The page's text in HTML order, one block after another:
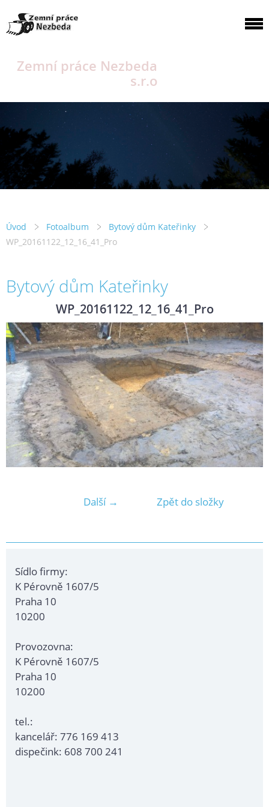
Zemní práce Nezbeda
s.r.o
Úvod Fotoalbum
Bytový dům Kateřinky
WP_20161122_12_16_41_Pro
Bytový dům Kateřinky
WP_20161122_12_16_41_Pro
Další → Zpět do složky
Sídlo firmy:
K Pérovně 1607/5
Praha 10
10200
Provozovna:
K Pérovně 1607/5
Praha 10
10200
tel.:
kancelář: 776 169 413
dispečink: 608 700 241